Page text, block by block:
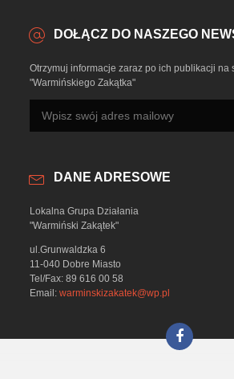
DOŁĄCZ DO NASZEGO
Otrzymuj informacje zaraz po ich publikacji na
"Warmińskiego Zakątka"
DANE ADRESOWE
Lokalna Grupa Działania
"Warmiński Zakątek"
ul.Grunwaldzka 6
11-040 Dobre Miasto
Tel/Fax: 89 616 00 58
Email:warminskizakatek@wp.pl